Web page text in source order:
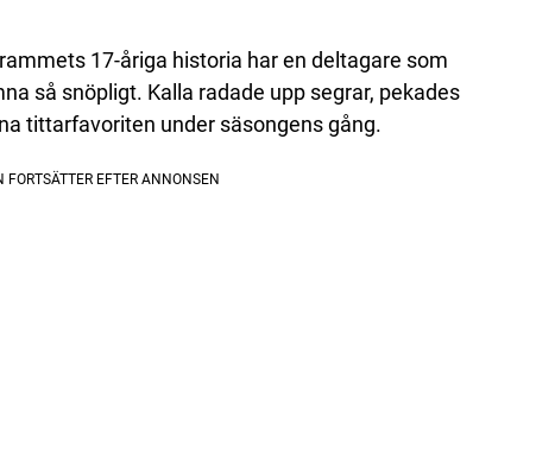
17-åriga historia har en deltagare som
så snöpligt. Kalla radade upp segrar, pekades
tittarfavoriten under säsongens gång.